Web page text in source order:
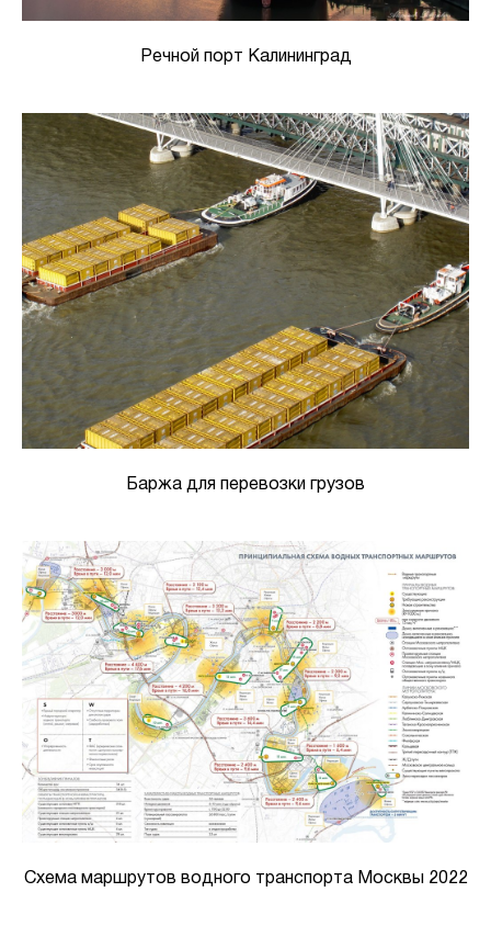
Речной порт Калининград
Баржа для перевозки грузов
Схема маршрутов водного транспорта Москвы 2022